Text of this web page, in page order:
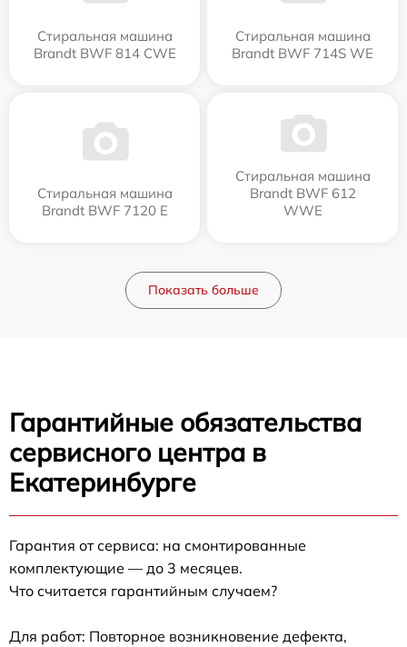
Стиральная машина
Brandt BWF 814 CWE
Стиральная машина
Brandt BWF 714S WE
Стиральная машина
Brandt BWF 7120 E
Стиральная машина
Brandt BWF 612
WWE
Показать больше
Гарантийные обязательства
сервисного центра в
Екатеринбурге
Гарантия от сервиса: на смонтированные
комплектующие — до 3 месяцев.
Что считается гарантийным случаем?
Для работ: Повторное возникновение дефекта,